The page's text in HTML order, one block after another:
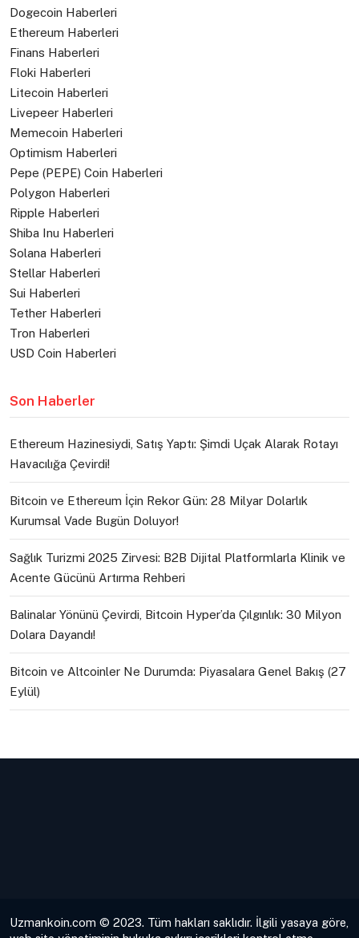
Dogecoin Haberleri
Ethereum Haberleri
Finans Haberleri
Floki Haberleri
Litecoin Haberleri
Livepeer Haberleri
Memecoin Haberleri
Optimism Haberleri
Pepe (PEPE) Coin Haberleri
Polygon Haberleri
Ripple Haberleri
Shiba Inu Haberleri
Solana Haberleri
Stellar Haberleri
Sui Haberleri
Tether Haberleri
Tron Haberleri
USD Coin Haberleri
Son Haberler
Ethereum Hazinesiydi, Satış Yaptı: Şimdi Uçak Alarak Rotayı
Havacılığa Çevirdi!
Bitcoin ve Ethereum İçin Rekor Gün: 28 Milyar Dolarlık
Kurumsal Vade Bugün Doluyor!
Sağlık Turizmi 2025 Zirvesi: B2B Dijital Platformlarla Klinik ve
Acente Gücünü Artırma Rehberi
Balinalar Yönünü Çevirdi, Bitcoin Hyper’da Çılgınlık: 30 Milyon
Dolara Dayandı!
Bitcoin ve Altcoinler Ne Durumda: Piyasalara Genel Bakış (27
Eylül)
Uzmankoin.com © 2023. Tüm hakları saklıdır. İlgili yasaya göre,